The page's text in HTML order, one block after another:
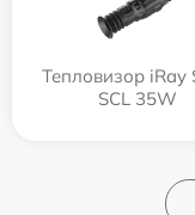
Тепловизор iRay
SCL 35W